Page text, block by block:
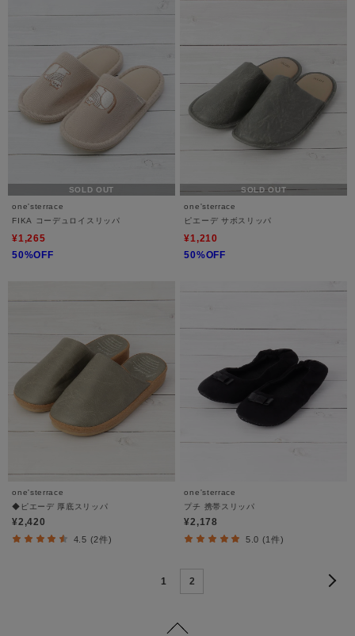
SOLD OUT
one'sterrace
FIKA コーデュロイスリッパ
¥1,265
50%OFF
SOLD OUT
one'sterrace
ピエーデ サボスリッパ
¥1,210
50%OFF
one'sterrace
◆ピエーデ 厚底スリッパ
¥2,420
4.5 (2件)
one'sterrace
プチ 携帯スリッパ
¥2,178
5.0 (1件)
1 2